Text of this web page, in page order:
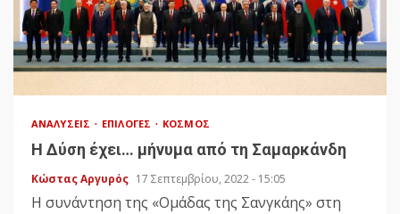
ΑΝΑΛΎΣΕΙΣ ΕΠΙΛΟΓΈΣ ΚΌΣΜΟΣ
Η Δύση έχει… μήνυμα από τη Σαμαρκάνδη
Κώστας Αργυρός 17 Σεπτεμβρίου, 2022 - 15:05
Η συνάντηση της «Ομάδας της Σανγκάης» στη